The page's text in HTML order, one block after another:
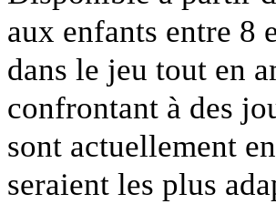
aux enfants entre 8
dans le jeu tout en
confrontant à des
sont actuellement
seraient les plus